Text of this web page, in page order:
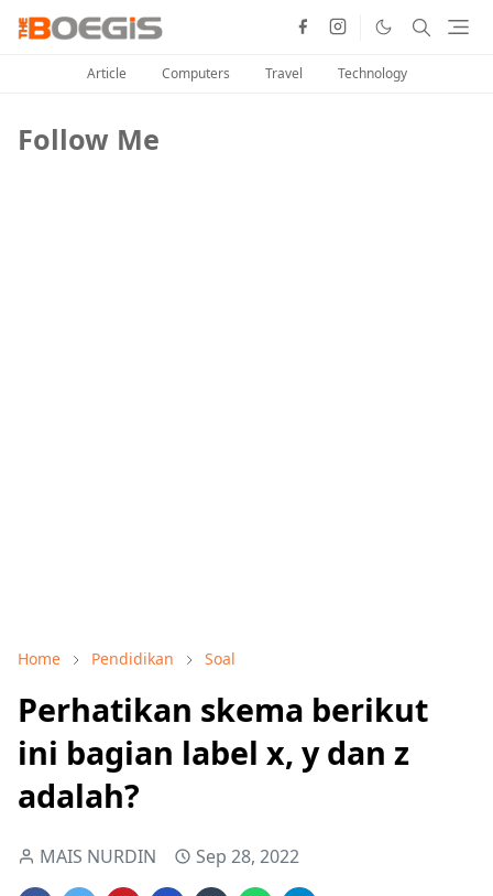
Article Computers Travel Technology
Follow Me
Home Pendidikan Soal
Perhatikan skema berikut
ini bagian label x, y dan z
adalah?
MAIS NURDIN Sep 28, 2022